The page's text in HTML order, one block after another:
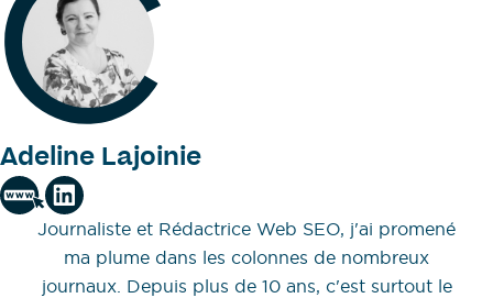
Adeline Lajoinie
Journaliste et Rédactrice Web SEO, j'ai promené
ma plume dans les colonnes de nombreux
journaux. Depuis plus de 10 ans, c'est surtout le